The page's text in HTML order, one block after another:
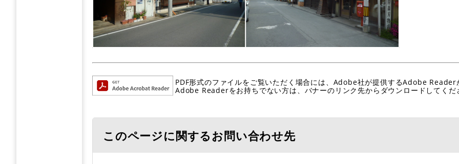
PDF形式のファイルをご覧いただく場合には、Adobe社が提供するAdobe Reader
Adobe Readerをお持ちでない方は、バナーのリンク先からダウンロードしてくだ
このページに関するお問い合わせ先